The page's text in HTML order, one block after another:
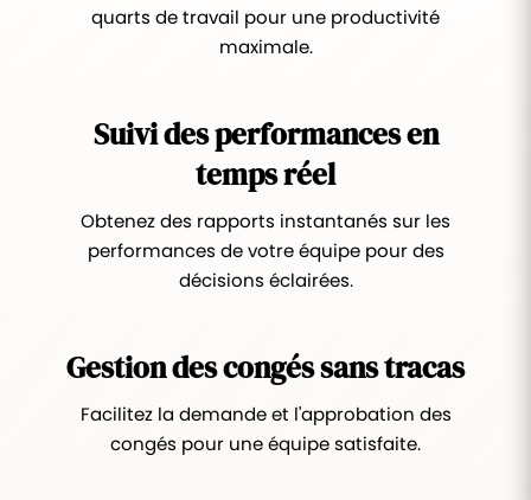
quarts de travail pour une productivité
maximale.
Suivi des performances en
temps réel
Obtenez des rapports instantanés sur les
performances de votre équipe pour des
décisions éclairées.
Gestion des congés sans tracas
Facilitez la demande et l'approbation des
congés pour une équipe satisfaite.